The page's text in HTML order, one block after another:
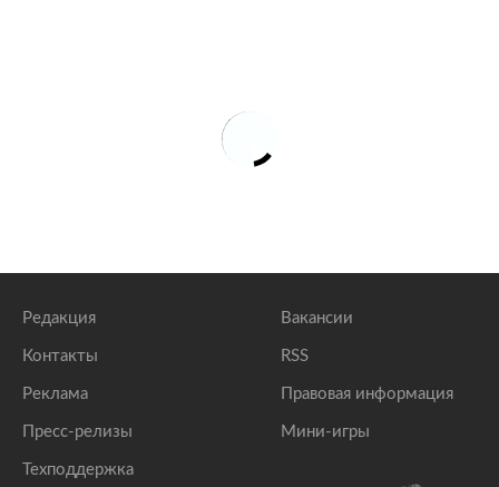
Редакция
Контакты
Реклама
Пресс-релизы
Техподдержка
Вакансии
RSS
Правовая информация
Мини-игры